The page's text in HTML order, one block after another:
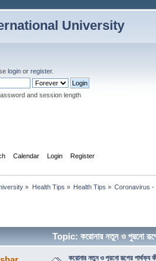
University
login or register.
and session length
Calendar Login Register
» Health Tips » Health Tips » Coronavirus -
Topic: করোনার নতুন ও পুরনো
করোনার নতুন ও পুরনো রূপের পার্থক্য